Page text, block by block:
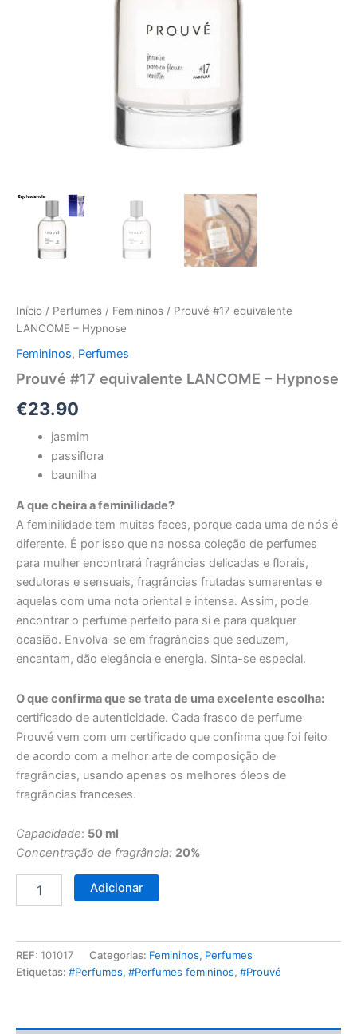
Início / Perfumes / Femininos / Prouvé #17 equivalente
LANCOME – Hypnose
Femininos, Perfumes
Prouvé #17 equivalente LANCOME – Hypnose
€23.90
jasmim
passiflora
baunilha
A que cheira a feminilidade?
A feminilidade tem muitas faces, porque cada uma de nós é
diferente. É por isso que na nossa coleção de perfumes
para mulher encontrará fragrâncias delicadas e florais,
sedutoras e sensuais, fragrâncias frutadas sumarentas e
aquelas com uma nota oriental e intensa. Assim, pode
encontrar o perfume perfeito para si e para qualquer
ocasião. Envolva-se em fragrâncias que seduzem,
encantam, dão elegância e energia. Sinta-se especial.
O que confirma que se trata de uma excelente escolha:
certificado de autenticidade. Cada frasco de perfume
Prouvé vem com um certificado que confirma que foi feito
de acordo com a melhor arte de composição de
fragrâncias, usando apenas os melhores óleos de
fragrâncias franceses.
Capacidade: 50 ml
Concentração de fragrância: 20%
Adicionar
REF: 101017 Categorias: Femininos, Perfumes
Etiquetas: #Perfumes, #Perfumes femininos, #Prouvé